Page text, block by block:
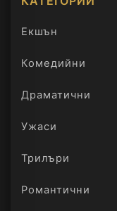
Екшън
Комедийни
Драматични
Ужаси
Трилъри
онлайн
Романтични